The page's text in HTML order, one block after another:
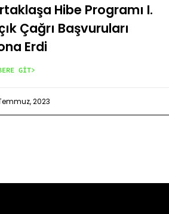
Hibe Programı I.
Çağrı Başvuruları
Erdi
GİT>
2023